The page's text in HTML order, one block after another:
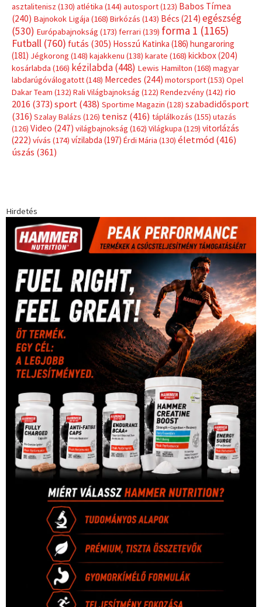
asztalitenisz (130) atlétika (144) autosport(123) Babos Tímea
(240) Bajnokok Ligája (168) Birkózás (143) Bécs (214) egészség
(530) Európabajnokság (173) ferrari (139) forma 1 (1165)
Futball (760) futás (305) Hosszú Katinka (186) hungaroring
(181) Jégkorong (148) kajakkenu (138) karate (168) kickbox(204)
kosárlabda (166) kézilabda(448) Lewis Hamilton (168) magyar
labdarúgóválogatott(148) Mercedes (244) motorsport(153) Opel
Dakar Team (132) Rali Világbajnokság (122) Rendezvény(142) rio
2016 (373) sport(438) Sportime Magazin (128) szabadidősport
(316) Szalay Balázs (126) tenisz (416) táplálkozás (155) utazás
(126) Video (247) világbajnokság (162) Világkupa (129) vitorlázás
(222) vívás (174) vízilabda (197) Érdi Mária (130) életmód(416)
úszás (361)
Hirdetés